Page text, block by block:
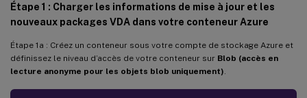
Étape 1 : Charger les informations de mise à jour et les
nouveaux packages VDA dans votre conteneur Azure
Étape 1a : Créez un conteneur sous votre compte de stockage Azure et
définissez le niveau d’accès de votre conteneur sur Blob (accès en
lecture anonyme pour les objets blob uniquement)